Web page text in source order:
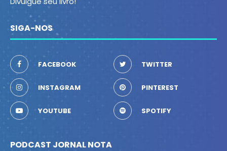
SIGA-NOS
FACEBOOK TWITTER
INSTAGRAM PINTEREST
YOUTUBE SPOTIFY
PODCAST JORNAL NOTA